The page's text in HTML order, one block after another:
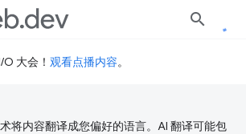
大会！ 观看点播内容。
将内容翻译成您偏好的语言。AI 翻译可能包